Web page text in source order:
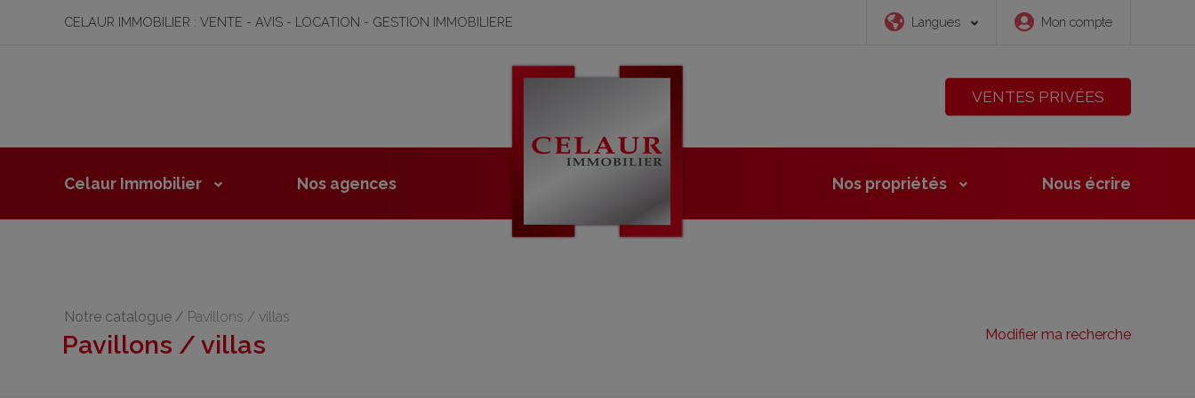
CELAUR IMMOBILIER : VENTE - AVIS - LOCATION - GESTION IMMOBILIERE Langues Mon compte
VENTES PRIVÉES
Celaur Immobilier Nos agences Nos propriétés Nous écrire
Notre catalogue / Pavillons / villas
Pavillons / villas Modifier ma recherche